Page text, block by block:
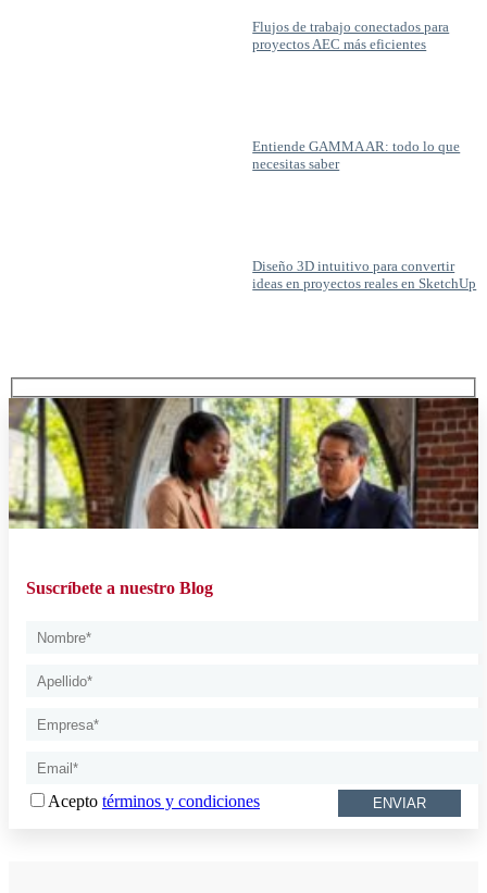
Flujos de trabajo conectados para
proyectos AEC más eficientes
Entiende GAMMA AR: todo lo que
necesitas saber
Diseño 3D intuitivo para convertir
ideas en proyectos reales en SketchUp
Suscríbete a nuestro Blog
Acepto términos y condiciones